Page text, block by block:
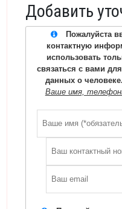
Добавить
Пожалуйста
контактную
использовать
связаться с вами
данных о человеке.
Ваше имя,